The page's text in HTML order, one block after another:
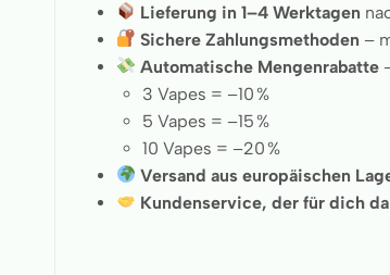
Lieferung in 1–4 Werktagen
Sichere Zahlungsmethoden –
Automatische Mengenrabatte
3 Vapes = –10 %
5 Vapes = –15 %
10 Vapes = –20 %
Versand aus europäischen
Kundenservice, der für dich